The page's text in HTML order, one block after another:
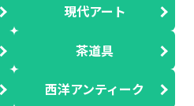
現代アート
茶道具
西洋アンティーク